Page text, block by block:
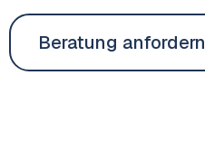
Beratung anfordern